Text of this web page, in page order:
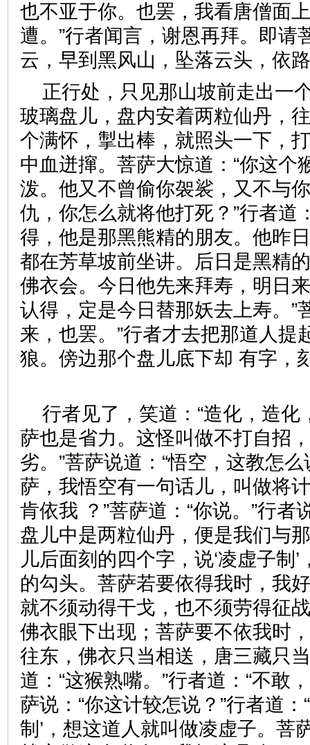
也不亚于你。也罢，我看唐僧面
遭。”行者闻言，谢恩再拜。即请
云，早到黑风山，坠落云头
正行处，只见那山坡前走出一
玻璃盘儿，盘内安着两粒仙丹，
个满怀，掣出棒，就照头一下，
中血迸撺。菩萨大惊道：“你这个
泼。他又不曾偷你袈裟，又不与
仇，你怎么就将他打死？”行者道
得，他是那黑熊精的朋友。他昨
都在芳草坡前坐讲。后日是黑精
佛衣会。今日他先来拜寿，明日
认得，定是今日替那妖去上寿。”
来，也罢。”行者才去把那道人提
狼。傍边那个盘儿底下却 有字
行者见了，笑道：“造化，造化
萨也是省力。这怪叫做不打自招
劣。”菩萨说道：“悟空，这教怎么
萨，我悟空有一句话儿，叫做将
肯依我 ？”菩萨道：“你说。”行者
盘儿中是两粒仙丹，便是我们与
儿后面刻的四个字，说‘凌虚子制
的勾头。菩萨若要依得我时，我
就不须动得干戈，也不须劳得征
佛衣眼下出现；菩萨要不依我时
往东，佛衣只当相送，唐三藏只
道：“这猴熟嘴。”行者道：“不敢
萨说：“你这计较怎说？”行者道：
制’，想这道人就叫做凌虚子。菩